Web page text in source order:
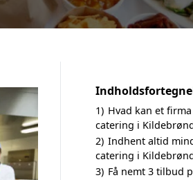
1) Hvad kan et
catering i
2) Indhent altid
catering i
3) Få nemt 3 tilbud